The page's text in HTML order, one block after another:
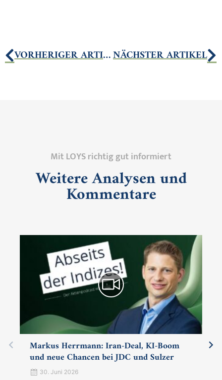
VORHERIGER ARTIKELNÄCHSTER ARTIKEL
Mit LOYS richtig gut informiert
Weitere Analysen und
Kommentare
Markus Herrmann: Iran-Deal, KI-Boom
und neue Chancen bei JDC und Sulzer
30. Juni 2026